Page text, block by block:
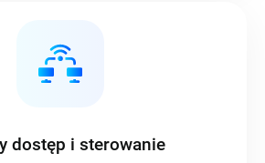
dostęp i sterowanie